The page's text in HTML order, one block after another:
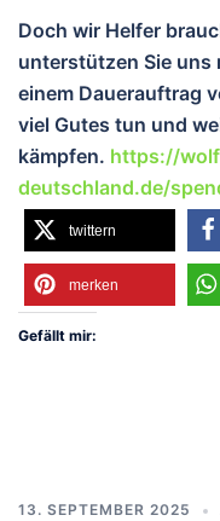
Doch wir Helfer
unterstützen Sie uns
einem Dauerauftrag
viel Gutes tun und
kämpfen. https://
deutschland.de/
twittern
merken
Gefällt mir:
13. SEPTEMBER 2025